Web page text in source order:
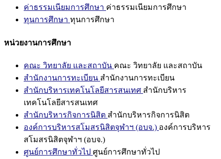
ค่าธรรมเนียมการศึกษา ค่าธรรมเนียมการศึกษา
ทุนการศึกษา ทุนการศึกษา
หน่วยงานการศึกษา
คณะ วิทยาลัย และสถาบัน คณะ วิทยาลัย และสถาบัน
สำนักงานการทะเบียน สำนักงานการทะเบียน
สำนักบริหารเทคโนโลยีสารสนเทศ สำนักบริหาร
เทคโนโลยีสารสนเทศ
สำนักบริหารกิจการนิสิต สำนักบริหารกิจการนิสิต
องค์การบริหารสโมสรนิสิตจุฬาฯ (อบจ.) องค์การบริหาร
สโมสรนิสิตจุฬาฯ (อบจ.)
ศูนย์การศึกษาทั่วไป ศูนย์การศึกษาทั่วไป